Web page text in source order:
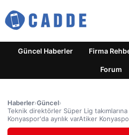
Güncel Haberler Firma
Forum
Haberler›Güncel›
Teknik direktörler Süper Lig takımlarına
Konyaspor'da ayrılık varAtiker